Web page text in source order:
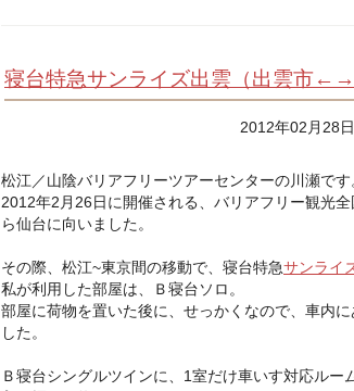
寝台特急サンライズ出雲（出雲市
2012年02月28
松江／山陰バリアフリーツアーセンターの川瀬です
2012年2月26日に開催される、バリアフリー観光
ら仙台に向いました。
その際、松江~東京間の移動で、寝台特急サンライ
私が利用した部屋は、Ｂ寝台ソロ。
部屋に荷物を置いた後に、せっかくなので、車内
した。
Ｂ寝台シングルツインに、1室だけ車いす対応ルー